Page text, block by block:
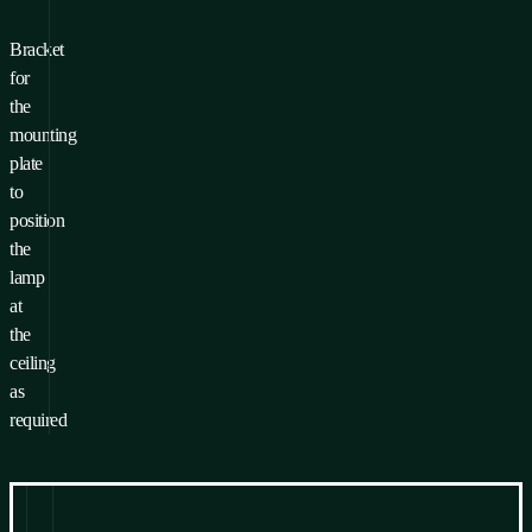
Bracket
for
the
mounting
plate
to
position
the
lamp
at
the
ceiling
as
required